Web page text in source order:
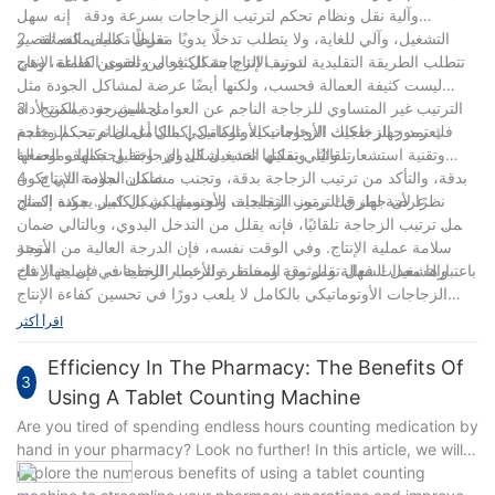
وآلية نقل ونظام تحكم لترتيب الزجاجات بسرعة ودقة إنه سهل
التشغيل، وآلي للغاية، ولا يتطلب تدخلًا يدويًا مفرطًا، مما يمكنه تقصير
دورة الإنتاج بشكل فعال وتحسين كفاءة الإنتاج.
2 تقليل تكاليف العمالة
تتطلب الطريقة التقليدية لترتيب الزجاجة الكثير من القوى العاملة، وهي
ليست كثيفة العمالة فحسب، ولكنها أيضًا عرضة لمشاكل الجودة مثل
الترتيب غير المتساوي للزجاجة الناجم عن العوامل البشرية يمكن لأداة
فك رموز الزجاجات الأوتوماتيكية بالكامل إكمال أعمال ترتيب الزجاجة
تلقائيًا، وتقليل التشغيل اليدوي، وتقليل تكاليف العمالة.
3 تحسين جودة المنتج
يعتمد جهاز تفكيك الزجاجات الأوتوماتيكي بالكامل نظام تحكم متقدم
وتقنية استشعار، والتي يمكنها تحديد شكل الزجاجة وحجمها وموضعها
بدقة، والتأكد من ترتيب الزجاجة بدقة، وتجنب مشاكل الجودة التي تكون
عرضة لطرق الترتيب التقليدية، وتحسينها بشكل كبير. جودة المنتج.
4 ضمان سلامة الإنتاج
نظرًا لأن جهاز فك رموز الزجاجات الأوتوماتيكي بالكامل يمكنه إكمال
عمل ترتيب الزجاجة تلقائيًا، فإنه يقلل من التدخل اليدوي، وبالتالي ضمان
سلامة عملية الإنتاج. وفي الوقت نفسه، فإن الدرجة العالية من الأتمتة
والتشغيل السهل تقلل من المخاطر والأخطار الخفية في عملية الإنتاج
موجز
باعتبارها معدات فعالة وموثوقة ومستقرة لترتيب الزجاجات، فإن جهاز فك
الزجاجات الأوتوماتيكي بالكامل لا يلعب دورًا في تحسين كفاءة الإنتاج
وجودة المنتج فحسب، بل يقلل أيضًا من تكاليف العمالة بشكل فعال
سيتم استخدام أجهزة فك الزجاجات الأوتوماتيكية بالكامل على نطاق
اقرأ أكثر
3
Efficiency In The Pharmacy: The Benefits Of
Using A Tablet Counting Machine
Are you tired of spending endless hours counting medication by
hand in your pharmacy? Look no further! In this article, we will
explore the numerous benefits of using a tablet counting